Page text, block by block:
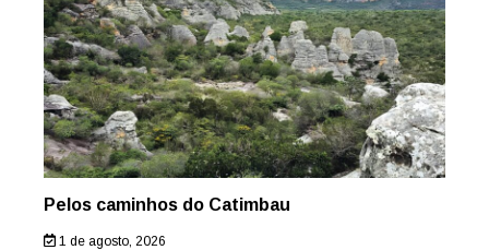
Pelos caminhos do Catimbau
1 de agosto, 2026